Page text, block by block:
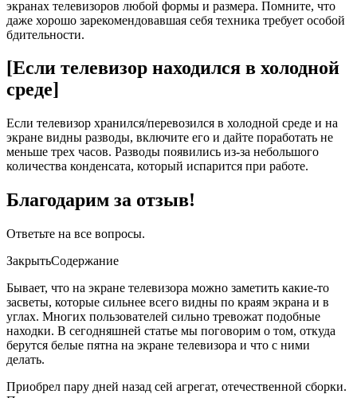
экранах телевизоров любой формы и размера. Помните, что
даже хорошо зарекомендовавшая себя техника требует особой
бдительности.
[Если телевизор находился в холодной
среде]
Если телевизор хранился/перевозился в холодной среде и на
экране видны разводы, включите его и дайте поработать не
меньше трех часов. Разводы появились из-за небольшого
количества конденсата, который испарится при работе.
Благодарим за отзыв!
Ответьте на все вопросы.
ЗакрытьСодержание
Бывает, что на экране телевизора можно заметить какие-то
засветы, которые сильнее всего видны по краям экрана и в
углах. Многих пользователей сильно тревожат подобные
находки. В сегодняшней статье мы поговорим о том, откуда
берутся белые пятна на экране телевизора и что с ними
делать.
Приобрел пару дней назад сей агрегат, отечественной сборки.